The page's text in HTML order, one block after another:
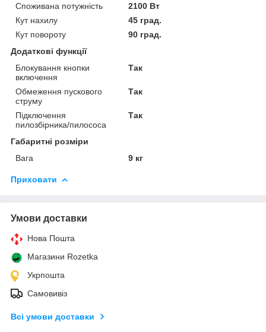
Споживана потужність
2100 Вт
Кут нахилу
45 град.
Кут повороту
90 град.
Додаткові функції
Блокування кнопки
включення
Так
Обмеження пускового
струму
Так
Підключення
пилозбірника/пилососа
Так
Габаритні розміри
Вага
9 кг
Приховати
Умови доставки
Нова Пошта
Магазини Rozetka
Укрпошта
Самовивіз
Всі умови доставки